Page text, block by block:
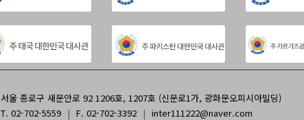
서울 종로구 새문안로 92 1206호, 1207호 (신문로1가, 광화문오피시아빌딩)
T. 02-702-5559 | F. 02-702-3392 | inter111222@naver.com